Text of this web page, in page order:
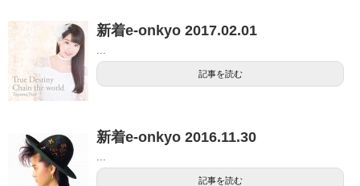
新着e-onkyo 2017.02.01
記事を読む
新着e-onkyo 2016.11.30
記事を読む